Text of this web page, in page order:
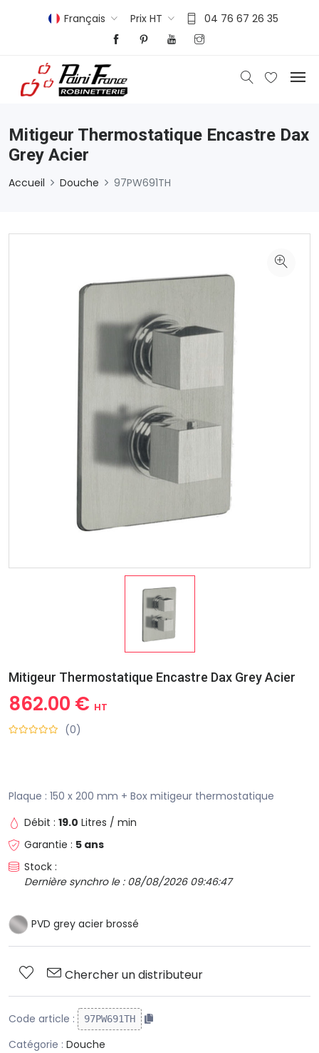
Français Prix HT 04 76 67 26 35
Mitigeur Thermostatique Encastre Dax
Grey Acier
Accueil Douche 97PW691TH
Mitigeur Thermostatique Encastre Dax Grey Acier
862.00 € HT
(0)
Plaque : 150 x 200 mm + Box mitigeur thermostatique
Débit : 19.0 Litres / min
Garantie : 5 ans
Stock :
Dernière synchro le : 08/08/2026 09:46:47
PVD grey acier brossé
Chercher un distributeur
Code article : 97PW691TH
Catégorie : Douche